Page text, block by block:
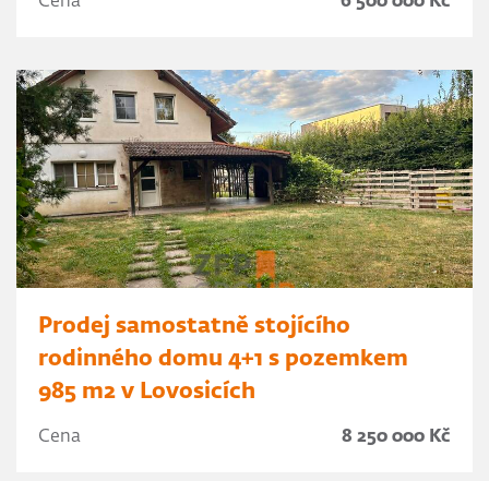
Prodej samostatně stojícího
rodinného domu 4+1 s pozemkem
985 m2 v Lovosicích
Cena 8 250 000 Kč